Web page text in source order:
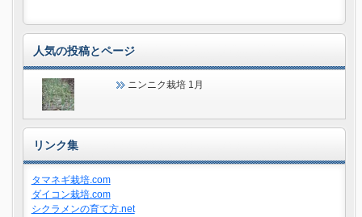
人気の投稿とページ
ニンニク栽培 1月
リンク集
タマネギ栽培.com
ダイコン栽培.com
シクラメンの育て方.net